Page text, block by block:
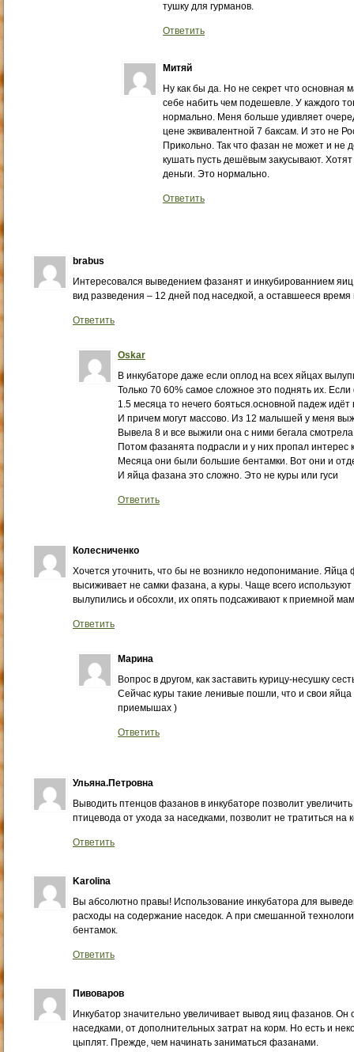
тушку для гурманов.
Ответить
Митяй
Ну как бы да. Но не секрет что основная
себе набить чем подешевле. У каждого
нормально. Меня больше удивляет
цене эквивалентной 7 баксам. И это не
Прикольно. Так что фазан не может и не
кушать пусть дешёвым закусывают.
деньги. Это нормально.
Ответить
brabus
Интересовался выведением фазанят и инкубированнием
вид разведения – 12 дней под наседкой, а оставшееся время
Ответить
Oskar
В инкубаторе даже если оплод на всех яйцах
Только 70 60% самое сложное это поднять их.
1.5 месяца то нечего бояться.основной падеж идёт
И причем могут массово. Из 12 малышей у меня
Вывела 8 и все выжили она с ними бегала
Потом фазанята подрасли и у них пропал интерес
Месяца они были большие бентамки. Вот они и
И яйца фазана это сложно. Это не куры или гуси
Ответить
Колесниченко
Хочется уточнить, что бы не возникло недопонимание.
высиживает не самки фазана, а куры. Чаще всего используют
вылупились и обсохли, их опять подсаживают к приемной
Ответить
Марина
Вопрос в другом, как заставить курицу-несушку
Сейчас куры такие ленивые пошли, что и свои
приемышах )
Ответить
Ульяна.Петровна
Выводить птенцов фазанов в инкубаторе позволит
птицевода от ухода за наседками, позволит не тратиться
Ответить
Karolina
Вы абсолютно правы! Использование инкубатора для
расходы на содержание наседок. А при смешанной
бентамок.
Ответить
Пивоваров
Инкубатор значительно увеличивает вывод яиц фазанов. Он
наседками, от дополнительных затрат на корм. Но есть и
цыплят. Прежде, чем начинать заниматься фазанами.